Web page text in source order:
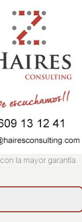
con la mayor garantía.